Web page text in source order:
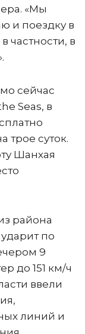
«Мы
и поездку в
частности, в
сейчас
Seas, в
трое суток.
Шанхая
района
по
9
до 151 км/ч
ввели
линий и